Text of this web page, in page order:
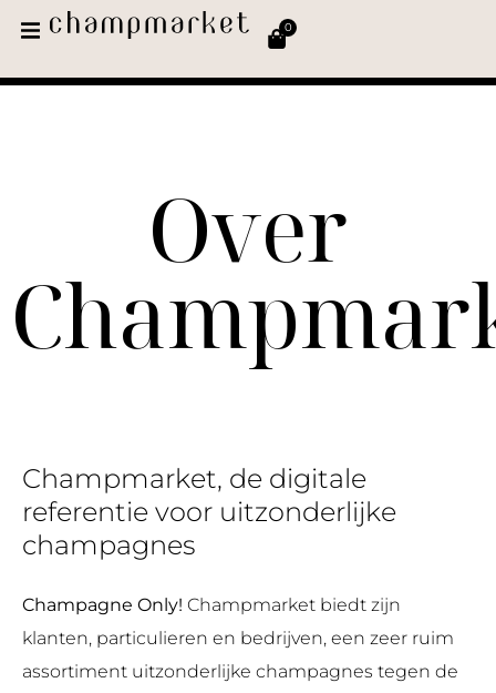
0
Over
Champmarket, de digitale
referentie voor uitzonderlijke
champagnes
Champagne Only! Champmarket biedt zijn
klanten, particulieren en bedrijven, een zeer ruim
assortiment uitzonderlijke champagnes tegen de